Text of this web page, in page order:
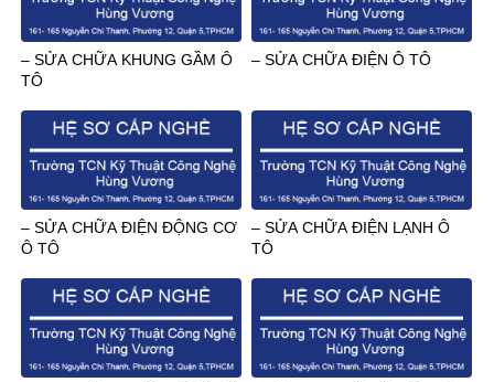
– SỬA CHỮA KHUNG GẦM Ô
TÔ
– SỬA CHỮA ĐIỆN Ô TÔ
– SỬA CHỮA ĐIỆN ĐỘNG CƠ
Ô TÔ
– SỬA CHỮA ĐIỆN LẠNH Ô
TÔ